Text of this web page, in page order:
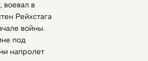
в
Рейхстага
войны.
под
напролет